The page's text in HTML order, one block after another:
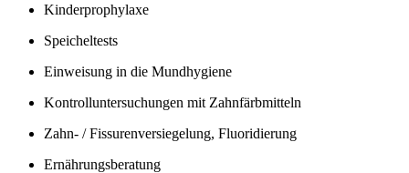
Kinderprophylaxe
Speicheltests
Einweisung in die Mundhygiene
Kontrolluntersuchungen mit Zahnfärbmitteln
Zahn- / Fissurenversiegelung, Fluoridierung
Ernährungsberatung